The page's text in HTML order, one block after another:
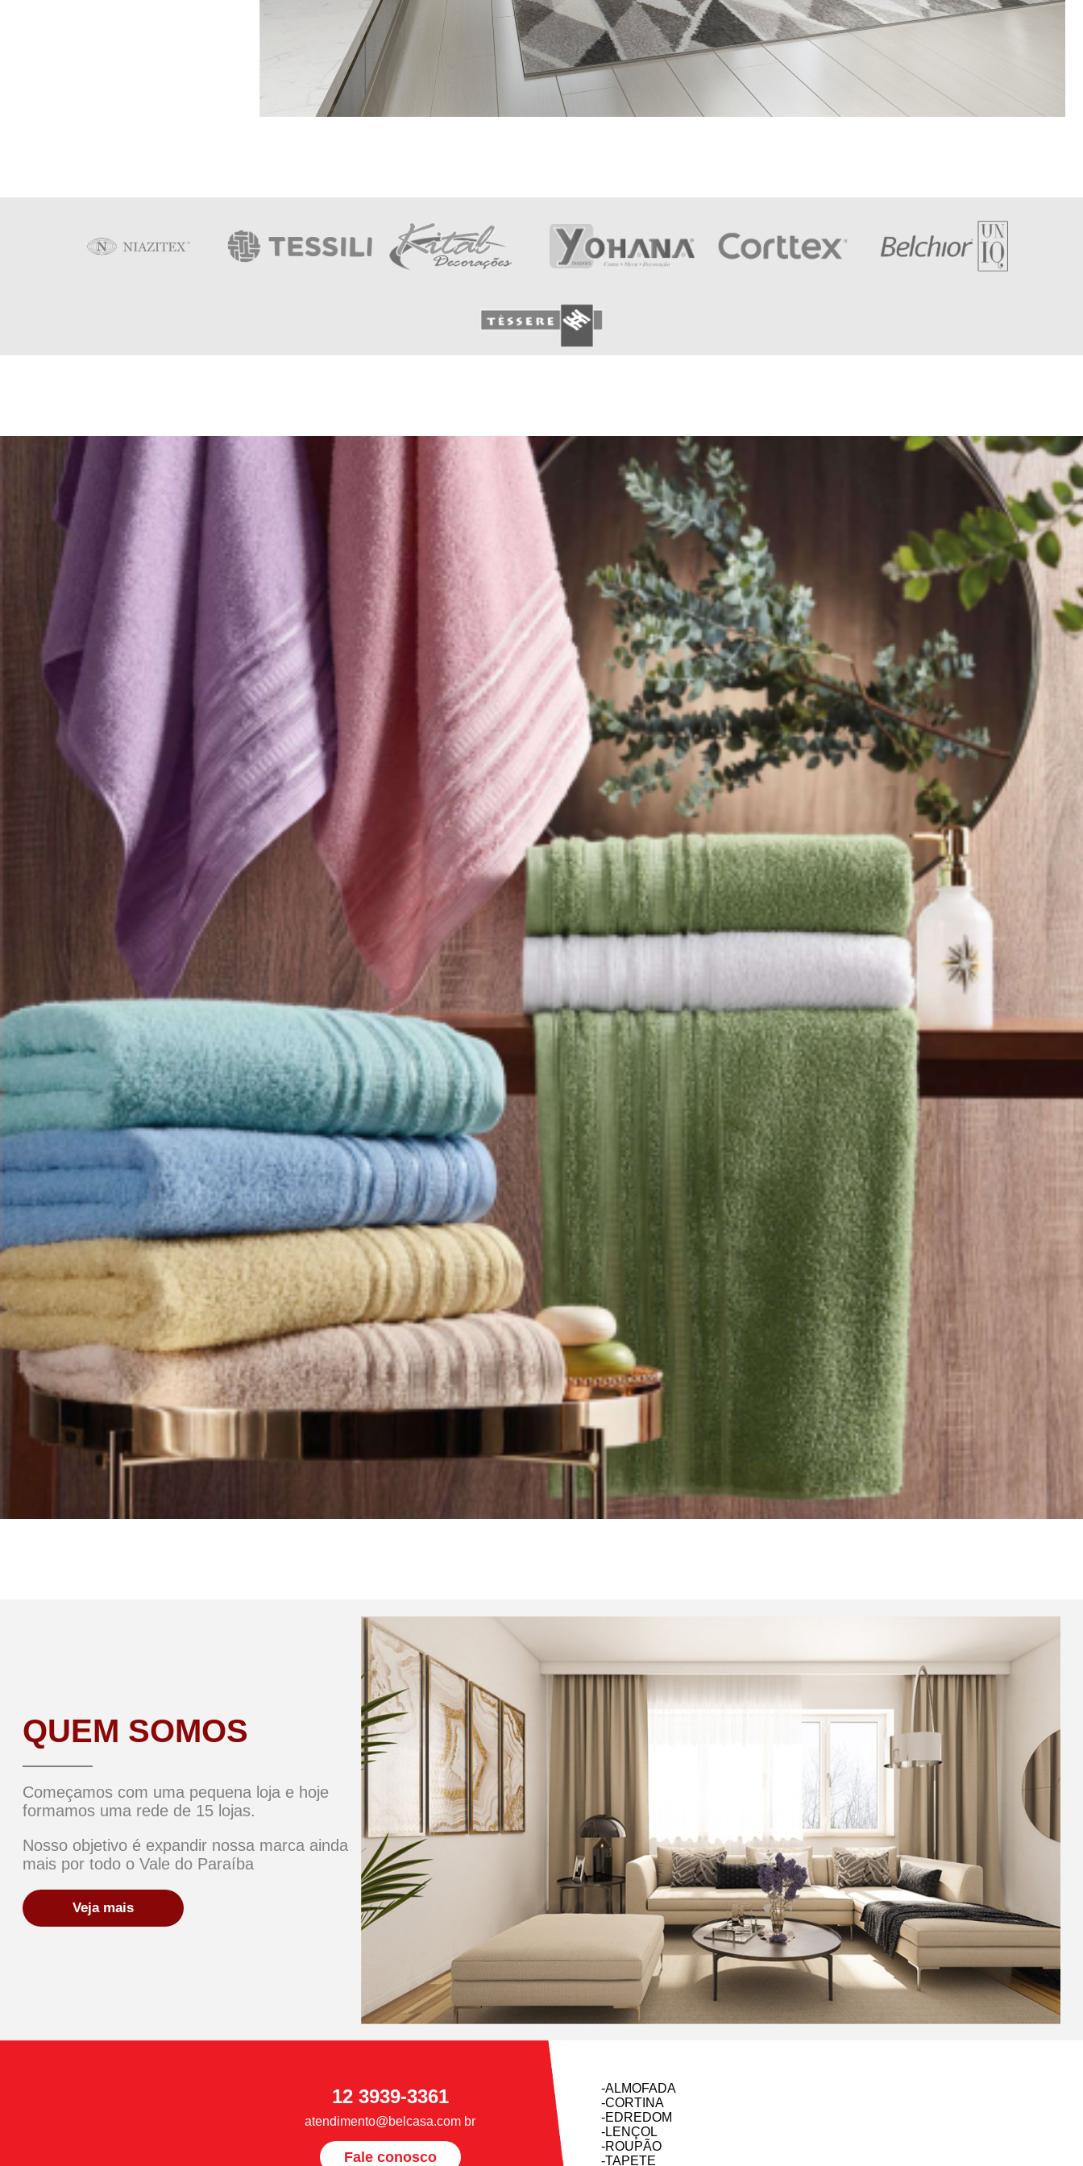
QUEM SOMOS
Começamos com uma pequena loja e hoje
formamos uma rede de 15 lojas.
Nosso objetivo é expandir nossa marca ainda
mais por todo o Vale do Paraíba
Veja mais
12 3939-3361
atendimento@belcasa.com br
Fale conosco
-ALMOFADA
-CORTINA
-EDREDOM
-LENÇOL
-ROUPÃO
-TAPETE